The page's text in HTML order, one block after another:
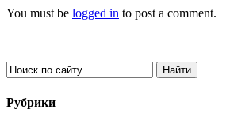
You must be logged in to post a comment.
Рубрики